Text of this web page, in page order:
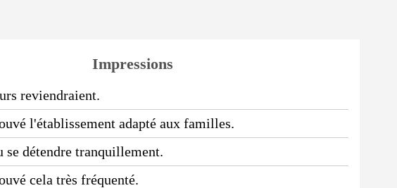
Impressions
reviendraient.
l'établissement adapté aux familles.
se détendre tranquillement.
cela très fréquenté.